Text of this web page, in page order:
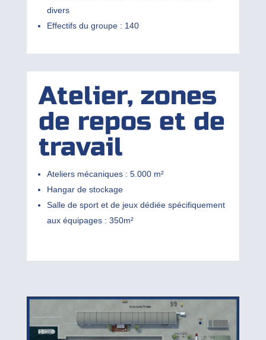
divers
Effectifs du groupe : 140
Atelier, zones
de repos et de
travail
Ateliers mécaniques : 5.000 m²
Hangar de stockage
Salle de sport et de jeux dédiée spécifiquement
aux équipages : 350m²